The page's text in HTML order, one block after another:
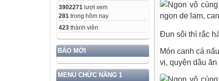
3902271 lượt xem
281 trong hôm nay
423 thành viên
BÁO MỚI
MENU CHỨC NĂNG 1
Đun sôi thì rắc
Món canh cá
vị, quyện dầu